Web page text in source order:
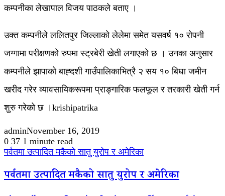
कम्पनीका लेखापाल विजय पाठकले बताए ।
उक्त कम्पनीले ललितपुर जिल्लाको लेलेमा समेत यसवर्ष १० रोपनी
जग्गामा परीक्षणको रुपमा स्ट्रबेरी खेती लगाएको छ । उनका अनुसार
कम्पनीले झापाको बाह्दशी गाउँपालिकाभित्रै २ सय १० बिघा जमीन
खरीद गरेर व्यावसायिकरूपमा प्राङ्गारिक फलफूल र तरकारी खेती गर्न
शुरु गरेको छ ।krishipatrika
adminNovember 16, 2019
0 37 1 minute read
पर्वतमा उत्पादित मकैको सातु युरोप र अमेरिका
पर्वतमा उत्पादित मकैको सातु युरोप र अमेरिका